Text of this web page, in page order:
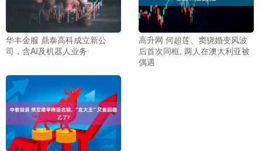
华丰金服 鼎泰高科成立新公
司，含AI及机器人业务
高升网 何超莲、窦骁婚变风波
后首次同框, 两人在澳大利亚被
偶遇